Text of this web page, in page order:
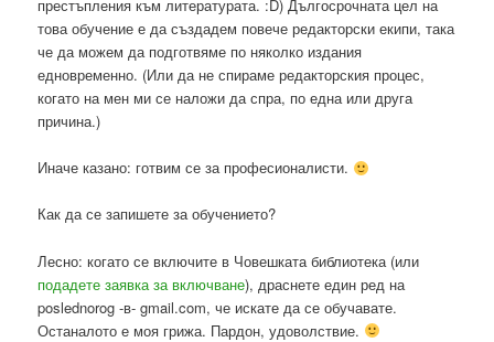
престъпления към литературата. :D) Дългосрочната цел на
това обучение е да създадем повече редакторски екипи, така
че да можем да подготвяме по няколко издания
едновременно. (Или да не спираме редакторския процес,
когато на мен ми се наложи да спра, по една или друга
причина.)
Иначе казано: готвим се за професионалисти.
Как да се запишете за обучението?
Лесно: когато се включите в Човешката библиотека (или
подадете заявка за включване), драснете един ред на
poslednorog -в- gmail.com, че искате да се обучавате.
Останалото е моя грижа. Пардон, удоволствие.